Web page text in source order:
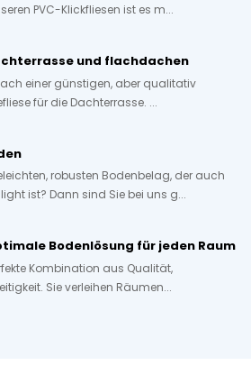
PVC-Klickfliesen ist es m...
und flachdachen
einer günstigen, aber qualitativ
für die Dachterrasse. ...
robusten Bodenbelag, der auch
ist? Dann sind Sie bei uns g...
Bodenlösung für jeden Raum
Kombination aus Qualität,
Sie verleihen Räumen...